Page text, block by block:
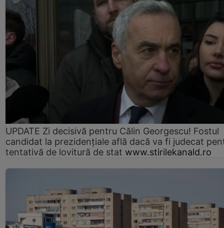
UPDATE Zi decisivă pentru Călin Georgescu! Fostul
candidat la prezidențiale află dacă va fi judecat
tentativă de lovitură de stat www.stirilekanald.ro